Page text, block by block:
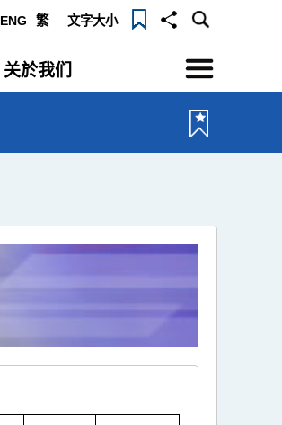
ENG 繁 文字大小
关於我们
展
选
单